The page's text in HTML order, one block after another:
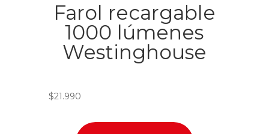
Farol recargable
1000 lúmenes
Westinghouse
$21.990